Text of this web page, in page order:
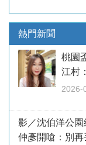
熱門新聞
桃園
江村
2026-
影／沈伯洋公
仲彥開嗆：別